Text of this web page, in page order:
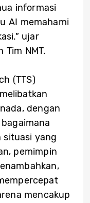
informasi
AI memahami
ujar
Tim NMT.
(TTS)
dengan
situasi yang
pemimpin
mencakup